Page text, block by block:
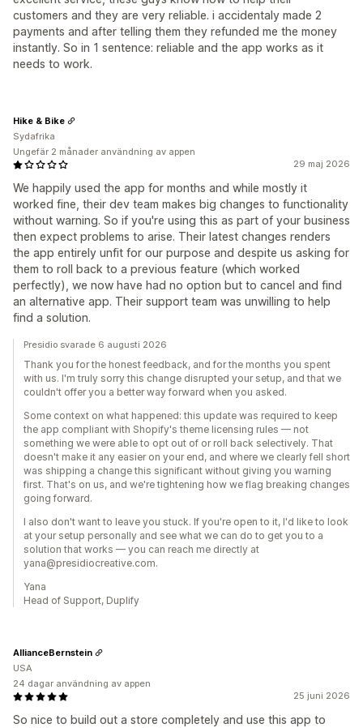
customers and they are very reliable. i accidentaly made 2
payments and after telling them they refunded me the money
instantly. So in 1 sentence: reliable and the app works as it
needs to work.
29 maj 2026
We happily used the app for months and while mostly it
worked fine, their dev team makes big changes to functionality
without warning. So if you're using this as part of your business
then expect problems to arise. Their latest changes renders
the app entirely unfit for our purpose and despite us asking for
them to roll back to a previous feature (which worked
perfectly), we now have had no option but to cancel and find
an alternative app. Their support team was unwilling to help
find a solution.
Hike & Bike
Sydafrika
Ungefär 2 månader användning av appen
Presidio svarade 6 augusti 2026
Thank you for the honest feedback, and for the months you spent
with us. I'm truly sorry this change disrupted your setup, and that we
couldn't offer you a better way forward when you asked.
Some context on what happened: this update was required to keep
the app compliant with Shopify's theme licensing rules — not
something we were able to opt out of or roll back selectively. That
doesn't make it any easier on your end, and where we clearly fell short
was shipping a change this significant without giving you warning
first. That's on us, and we're tightening how we flag breaking changes
going forward.
I also don't want to leave you stuck. If you're open to it, I'd like to look
at your setup personally and see what we can do to get you to a
solution that works — you can reach me directly at
yana@presidiocreative.com.
Yana
Head of Support, Duplify
25 juni 2026
So nice to build out a store completely and use this app to
AllianceBernstein
USA
24 dagar användning av appen